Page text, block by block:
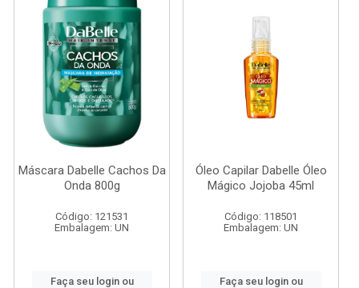
Máscara Dabelle Cachos Da
Onda 800g
Código: 121531
Embalagem: UN
Faça seu login ou
Óleo Capilar Dabelle Óleo
Mágico Jojoba 45ml
Código: 118501
Embalagem: UN
Faça seu login ou